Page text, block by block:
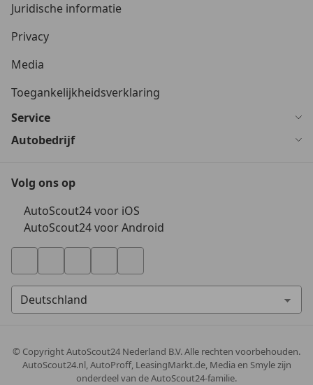
Juridische informatie
Privacy
Media
Toegankelijkheidsverklaring
Service
Autobedrijf
Volg ons op
AutoScout24 voor iOS
AutoScout24 voor Android
© CopyrightAutoScout24 Nederland B.V. Alle rechten voorbehouden.
AutoScout24.nl, AutoProff, LeasingMarkt.de, Media en Smyle zijn
onderdeel van de AutoScout24-familie.